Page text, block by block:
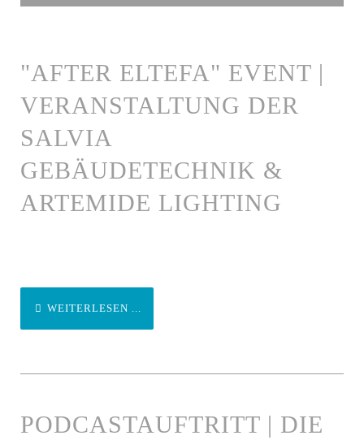
"AFTER ELTEFA" EVENT |
VERANSTALTUNG DER
SALVIA
GEBÄUDETECHNIK &
ARTEMIDE LIGHTING
WEITERLESEN ...
PODCASTAUFTRITT | DIE